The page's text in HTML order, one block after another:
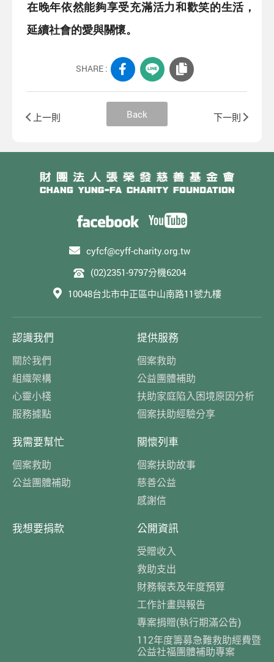
在晚年依然能夠享受充滿活力和歡笑的生活，
延續社會的愛與關懷。
SHARE :
上一則 Back 下一則
cyfcf@cyff-charity.org.tw
(02)2351-9797分機6204
10048台北市中正區中山南路11號九樓
認識我們
關於我們
組織架構
心靈小棧
服務據點
提供服務
個案救助
公益團體補助
扶助家庭陷入困境原因分析
個案扶助經驗分享
我需要幫忙
個案救助
公益團體補助
關懷列車
個案扶助故事
慈善公益
感謝信
我想要捐款 公開資訊
受贈收入
救助支出
財務報表及年度預算
工作計畫與報告
專案捐贈(執行期滿公告)
112年度籌募急難救助經費暨
公益社福團體補助專案